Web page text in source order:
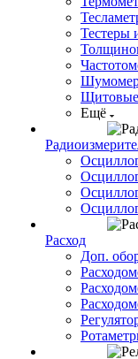
Тестеры
Ещё
Расход
Доп.